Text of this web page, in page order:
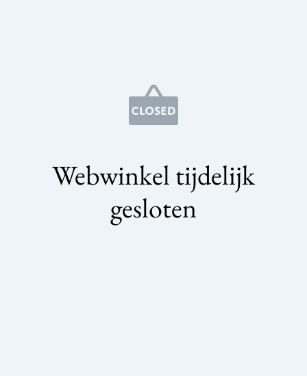
Webwinkel tijdelijk
gesloten